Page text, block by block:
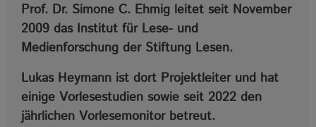
Prof. Dr. Simone C. Ehmig leitet seit November
2009 das Institut für Lese- und
Medienforschung der Stiftung Lesen.
Lukas Heymann ist dort Projektleiter und hat
einige Vorlesestudien sowie seit 2022 den
jährlichen Vorlesemonitor betreut.